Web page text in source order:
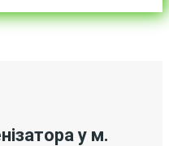
у м.